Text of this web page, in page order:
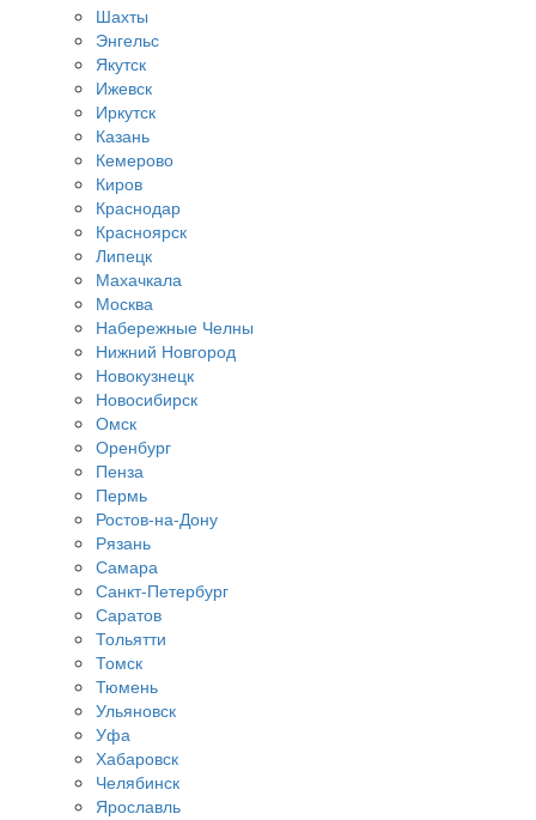
Шахты
Энгельс
Якутск
Ижевск
Иркутск
Казань
Кемерово
Киров
Краснодар
Красноярск
Липецк
Махачкала
Москва
Набережные Челны
Нижний Новгород
Новокузнецк
Новосибирск
Омск
Оренбург
Пенза
Пермь
Ростов-на-Дону
Рязань
Самара
Санкт-Петербург
Саратов
Тольятти
Томск
Тюмень
Ульяновск
Уфа
Хабаровск
Челябинск
Ярославль